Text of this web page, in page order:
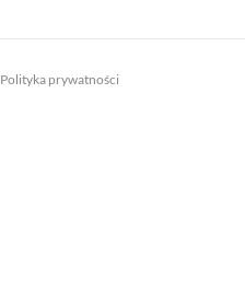
Polityka prywatności